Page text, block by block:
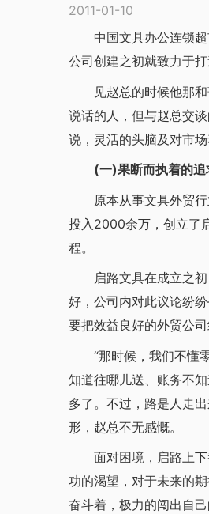
2011-01-10
中国文具办公连锁超
公司创建之初就致力于
见赵总的时候他那和
说话的人，但与赵总交
说，灵活的头脑及对市
(一)果断而执着的追
原本从事文具外贸行
投入2000余万，创立了
程。
启路文具在成立之初
好，公司内对此议论纷
要把效益良好的外贸公
“那时候，我们不懂零
知道往哪儿送、账务不
多了。不过，路是人走
形，赵总不无感慨。
面对困境，启路上下
功的渴望，对于未来的
奋斗着，极力的闯出自